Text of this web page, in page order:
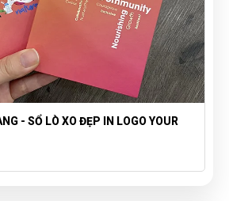
- SỔ LÒ XO ĐẸP IN LOGO YOUR